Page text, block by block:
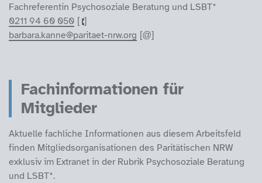
Fachreferentin Psychosoziale Beratung und LSBT*
0211 94 60 050
barbara.kanne@paritaet-nrw.org
Fachinformationen für
Mitglieder
Aktuelle fachliche Informationen aus diesem Arbeitsfeld
finden Mitgliedsorganisationen des Paritätischen NRW
exklusiv im Extranet in der Rubrik Psychosoziale Beratung
und LSBT*.